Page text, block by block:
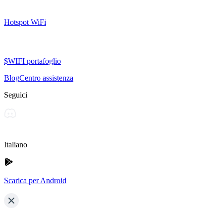
Hotspot WiFi
$WIFI portafoglio
BlogCentro assistenza
Seguici
Italiano
Scarica per Android